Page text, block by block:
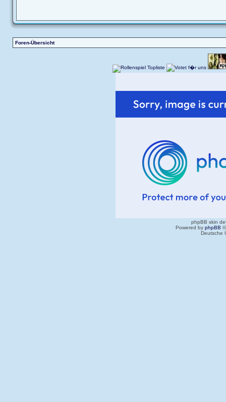
Foren-Übersicht
phpBB skin
Powered by phpBB
Deutsche